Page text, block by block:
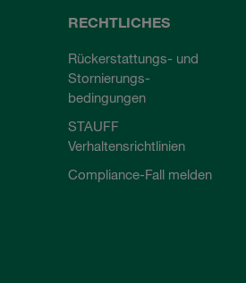
RECHTLICHES
Rückerstattungs- und
Stornierungs-
bedingungen
STAUFF
Verhaltensrichtlinien
Compliance-Fall melden